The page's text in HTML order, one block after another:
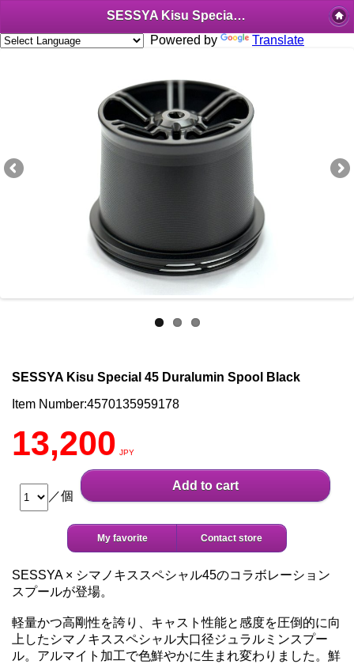
SESSYA Kisu Special 45 Duralumin Spool Black
Powered by
Translate
SESSYA Kisu Special 45 Duralumin Spool Black
Item Number:4570135959178
13,200 JPY
／個
Add to cart
My favorite Contact store
SESSYA × シマノキススペシャル45のコラボレーション
スプールが登場。
軽量かつ高剛性を誇り、キャスト性能と感度を圧倒的に向
上したシマノキススペシャル大口径ジュラルミンスプー
ル。アルマイト加工で色鮮やかに生まれ変わりました。鮮